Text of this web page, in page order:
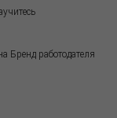
Бренд работодателя